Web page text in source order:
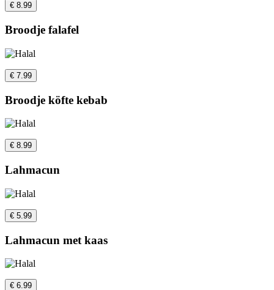
€ 8.99
Broodje falafel
€ 7.99
Broodje köfte kebab
€ 8.99
Lahmacun
€ 5.99
Lahmacun met kaas
€ 6.99